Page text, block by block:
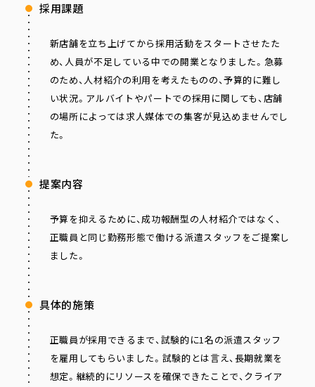
採用課題
新店舗を立ち上げてから採用活動をスタートさせたた
め、人員が不足している中での開業となりました。急募
のため、人材紹介の利用を考えたものの、予算的に難し
い状況。アルバイトやパートでの採用に関しても、店舗
の場所によっては求人媒体での集客が見込めませんでし
た。
提案内容
予算を抑えるために、成功報酬型の人材紹介ではなく、
正職員と同じ勤務形態で働ける派遣スタッフをご提案し
ました。
具体的施策
正職員が採用できるまで、試験的に1名の派遣スタッフ
を雇用してもらいました。試験的とは言え、長期就業を
想定。継続的にリソースを確保できたことで、クライア